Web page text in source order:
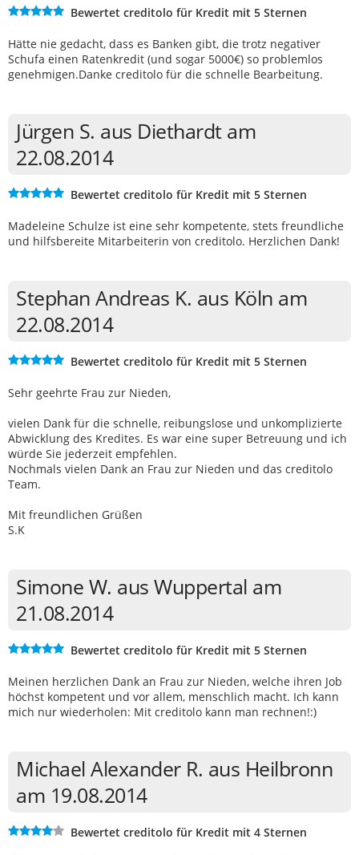
Bewertet creditolo für Kredit mit 5 Sternen
Hätte nie gedacht, dass es Banken gibt, die trotz negativer
Schufa einen Ratenkredit (und sogar 5000€) so problemlos
genehmigen.Danke creditolo für die schnelle Bearbeitung.
Jürgen S. aus Diethardt am
22.08.2014
Bewertet creditolo für Kredit mit 5 Sternen
Madeleine Schulze ist eine sehr kompetente, stets freundliche
und hilfsbereite Mitarbeiterin von creditolo. Herzlichen Dank!
Stephan Andreas K. aus Köln am
22.08.2014
Bewertet creditolo für Kredit mit 5 Sternen
Sehr geehrte Frau zur Nieden,
vielen Dank für die schnelle, reibungslose und unkomplizierte
Abwicklung des Kredites. Es war eine super Betreuung und ich
würde Sie jederzeit empfehlen.
Nochmals vielen Dank an Frau zur Nieden und das creditolo
Team.
Mit freundlichen Grüßen
S.K
Simone W. aus Wuppertal am
21.08.2014
Bewertet creditolo für Kredit mit 5 Sternen
Meinen herzlichen Dank an Frau zur Nieden, welche ihren Job
höchst kompetent und vor allem, menschlich macht. Ich kann
mich nur wiederholen: Mit creditolo kann man rechnen!:)
Michael Alexander R. aus Heilbronn
am 19.08.2014
Bewertet creditolo für Kredit mit 4 Sternen